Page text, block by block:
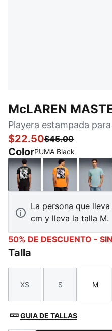
McLAREN
Playera estampada
$22.50$45.00
ColorPUMA Black
PUMA BlackPapaya
La persona que
cm y lleva la talla M.
50% DE DESCUENTO -
Talla
Talla
XS
Talla
S
Talla
M
GUIA DE TALLAS